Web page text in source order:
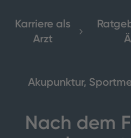
Karriere als
Arzt
Akupunktur,
Nach dem